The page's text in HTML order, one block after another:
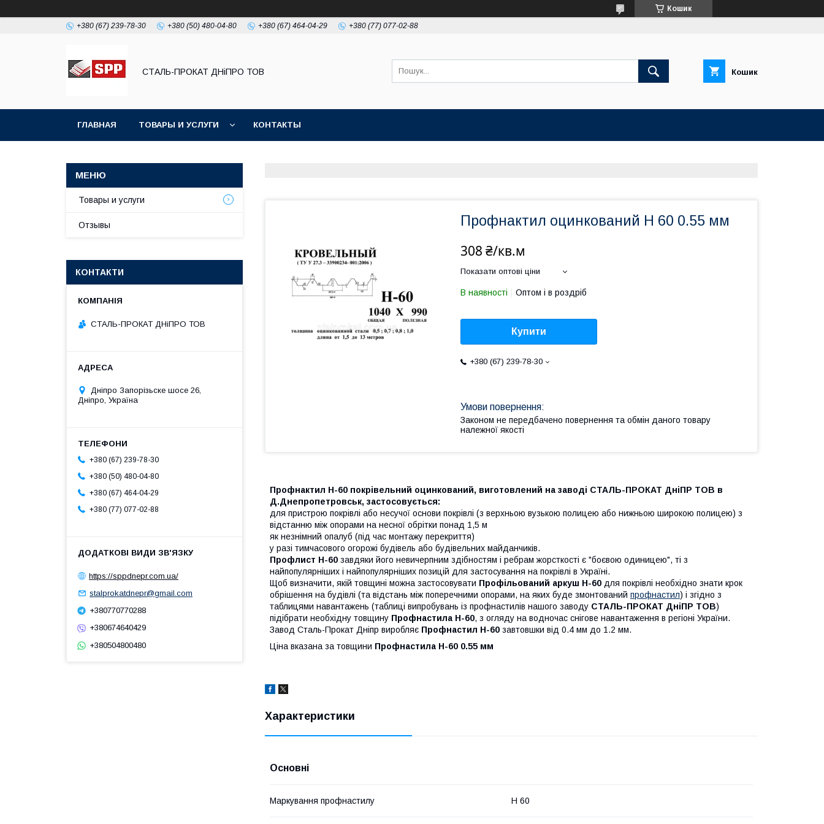
Кошик
+380 (67) 239-78-30 +380 (50) 480-04-80 +380 (67) 464-04-29 +380 (77) 077-02-88
СТАЛЬ-ПРОКАТ ДНіПРО ТОВ Кошик
ГЛАВНАЯ ТОВАРЫ И УСЛУГИ КОНТАКТЫ
Профнактил оцинкований Н 60 0.55 мм
308 ₴/кв.м
Показати оптові ціни
В наявності Оптом і в роздріб
Купити
+380 (67) 239-78-30
Законом не передбачено повернення та обмін даного товару
належної якості
Профнактил Н-60 покрівельний оцинкований, виготовлений на заводі СТАЛЬ-ПРОКАТ ДніПР ТОВ в
Д.Днепропетровськ, застосовується:
для пристрою покрівлі або несучої основи покрівлі (з верхньою вузькою полицею або нижньою широкою полицею) з
відстанню між опорами на несної обрітки понад 1,5 м
як незнімний опалуб (під час монтажу перекриття)
у разі тимчасового огорожі будівель або будівельних майданчиків.
Профлист Н-60 завдяки його невичерпним здібностям і ребрам жорсткості є "боєвою одиницею", ті з
найпопулярніших і найпопулярніших позицій для застосування на покрівлі в Україні.
Щоб визначити, якій товщині можна застосовувати Профільований аркуш Н-60 для покрівлі необхідно знати крок
обрішення на будівлі (та відстань між поперечними опорами, на яких буде змонтований профнастил) і згідно з
таблицями навантажень (таблиці випробувань із профнастилів нашого заводу СТАЛЬ-ПРОКАТ ДніПР ТОВ)
підібрати необхідну товщину Профнастила Н-60, з огляду на водночас снігове навантаження в регіоні України.
Завод Сталь-Прокат Дніпр виробляє Профнастил Н-60 завтовшки від 0.4 мм до 1.2 мм.
Ціна вказана за товщини Профнастила Н-60 0.55 мм
Характеристики
Основні
Маркування профнастилу Н 60
Товары и услуги
Отзывы
КОНТАКТИ
СТАЛЬ-ПРОКАТ ДНіПРО ТОВ
Дніпро Запорізьске шосе 26,
Дніпро, Україна
+380 (67) 239-78-30
+380 (50) 480-04-80
+380 (67) 464-04-29
+380 (77) 077-02-88
https://sppdnepr.com.ua/
stalprokatdnepr@gmail.com
+380770770288
+380674640429
+380504800480